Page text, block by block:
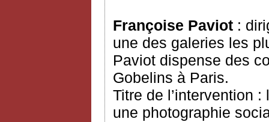
Françoise Paviot :
une des galeries les
Paviot dispense des
Gobelins à Paris.
Titre de l’intervention
une photographie